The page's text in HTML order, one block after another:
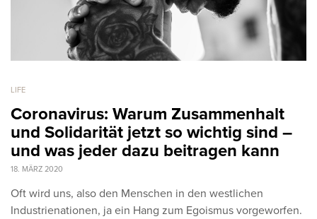
LIFE
Coronavirus: Warum Zusammenhalt
und Solidarität jetzt so wichtig sind –
und was jeder dazu beitragen kann
18. MÄRZ 2020
Oft wird uns, also den Menschen in den westlichen
Industrienationen, ja ein Hang zum Egoismus vorgeworfen.